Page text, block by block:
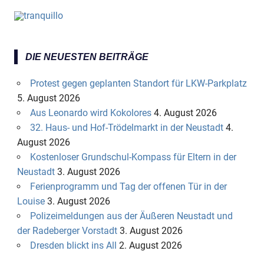
DIE NEUESTEN BEITRÄGE
Protest gegen geplanten Standort für LKW-Parkplatz
5. August 2026
Aus Leonardo wird Kokolores 4. August 2026
32. Haus- und Hof-Trödelmarkt in der Neustadt 4.
August 2026
Kostenloser Grundschul-Kompass für Eltern in der
Neustadt 3. August 2026
Ferienprogramm und Tag der offenen Tür in der
Louise 3. August 2026
Polizeimeldungen aus der Äußeren Neustadt und
der Radeberger Vorstadt 3. August 2026
Dresden blickt ins All 2. August 2026